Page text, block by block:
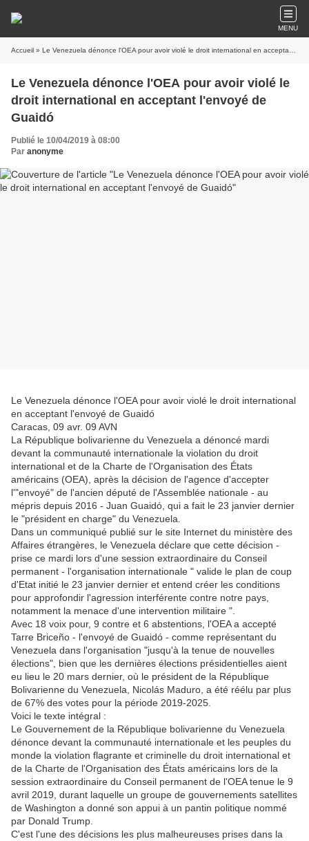
MENU
Accueil » Le Venezuela dénonce l'OEA pour avoir violé le droit international en acceptant l'envoyé de Guaidó
Le Venezuela dénonce l'OEA pour avoir violé le
droit international en acceptant l'envoyé de
Guaidó
Publié le 10/04/2019 à 08:00
Par anonyme
Le Venezuela dénonce l'OEA pour avoir violé le droit international
en acceptant l'envoyé de Guaidó
Caracas, 09 avr. 09 AVN
La République bolivarienne du Venezuela a dénoncé mardi
devant la communauté internationale la violation du droit
international et de la Charte de l'Organisation des États
américains (OEA), après la décision de l'agence d'accepter
l'"envoyé" de l'ancien député de l'Assemblée nationale - au
mépris depuis 2016 - Juan Guaidó, qui a fait le 23 janvier dernier
le "président en charge" du Venezuela.
Dans un communiqué publié sur le site Internet du ministère des
Affaires étrangères, le Venezuela déclare que cette décision -
prise ce mardi lors d'une session extraordinaire du Conseil
permanent - l'organisation internationale " valide le plan de coup
d'Etat initié le 23 janvier dernier et entend créer les conditions
pour approfondir l'agression interférente contre notre pays,
notamment la menace d'une intervention militaire ".
Avec 18 voix pour, 9 contre et 6 abstentions, l'OEA a accepté
Tarre Briceño - l'envoyé de Guaidó - comme représentant du
Venezuela dans l'organisation "jusqu'à la tenue de nouvelles
élections", bien que les dernières élections présidentielles aient
eu lieu le 20 mars dernier, où le président de la République
Bolivarienne du Venezuela, Nicolás Maduro, a été réélu par plus
de 67% des votes pour la période 2019-2025.
Voici le texte intégral :
Le Gouvernement de la République bolivarienne du Venezuela
dénonce devant la communauté internationale et les peuples du
monde la violation flagrante et criminelle du droit international et
de la Charte de l'Organisation des États américains lors de la
session extraordinaire du Conseil permanent de l'OEA tenue le 9
avril 2019, durant laquelle un groupe de gouvernements satellites
de Washington a donné son appui à un pantin politique nommé
par Donald Trump.
C'est l'une des décisions les plus malheureuses prises dans la